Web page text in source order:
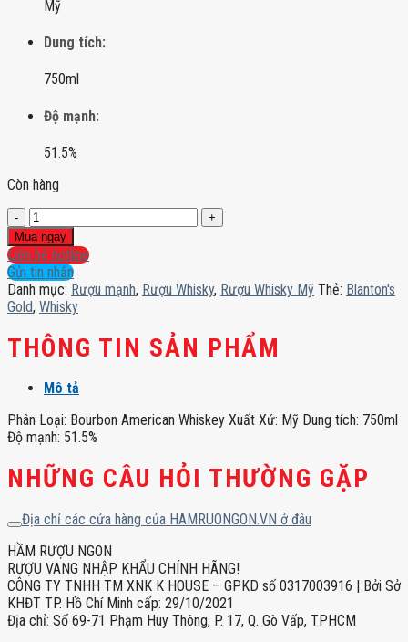
Mỹ
Dung tích:
750ml
Độ mạnh:
51.5%
Còn hàng
Blanton's
Gold
số
lượng
Mua ngay
Liên hệ hotline
Gửi tin nhắn
Danh mục: Rượu mạnh, Rượu Whisky, Rượu Whisky Mỹ Thẻ: Blanton's
Gold, Whisky
THÔNG TIN SẢN PHẨM
Mô tả
Phân Loại: Bourbon American Whiskey Xuất Xứ: Mỹ Dung tích: 750ml
Độ mạnh: 51.5%
NHỮNG CÂU HỎI THƯỜNG GẶP
Địa chỉ các cửa hàng của HAMRUONGON.VN ở đâu
HẦM RƯỢU NGON
RƯỢU VANG NHẬP KHẨU CHÍNH HÃNG!
CÔNG TY TNHH TM XNK K HOUSE – GPKD số 0317003916 | Bởi Sở
KHĐT TP. Hồ Chí Minh cấp: 29/10/2021
Địa chỉ: Số 69-71 Phạm Huy Thông, P. 17, Q. Gò Vấp, TPHCM